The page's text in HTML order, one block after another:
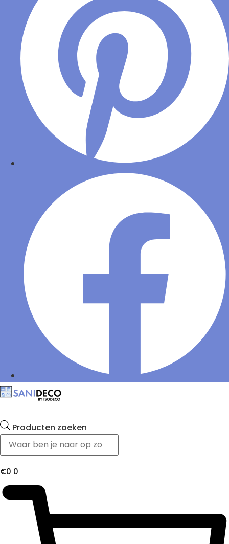
Producten zoeken
€0 0